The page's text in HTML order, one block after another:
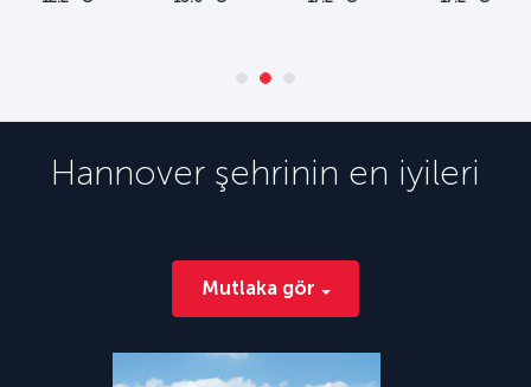
Hannover şehrinin en iyileri
Mutlaka gör